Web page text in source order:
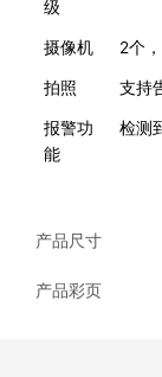
级
摄像机 2个
拍照 支持
报警功
能
检测
产品尺寸
产品彩页